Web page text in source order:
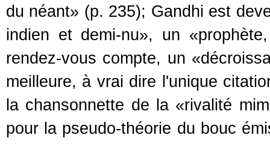
du néant» (p. 235); Gandhi est
indien et demi-nu», un
rendez-vous compte, un
meilleure, à vrai dire l'unique
la chansonnette de la «rivalité
pour la pseudo-théorie du bouc